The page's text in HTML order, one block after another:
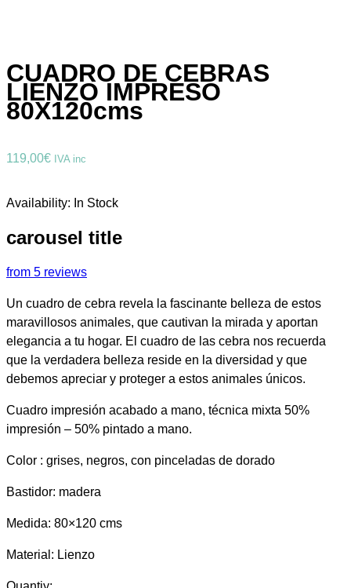
CUADRO DE CEBRAS
LIENZO IMPRESO
80X120cms
119,00€ IVA inc
Availability: In Stock
carousel title
from 5 reviews
Un cuadro de cebra revela la fascinante belleza de estos
maravillosos animales, que cautivan la mirada y aportan
elegancia a tu hogar. El cuadro de las cebra nos recuerda
que la verdadera belleza reside en la diversidad y que
debemos apreciar y proteger a estos animales únicos.
Cuadro impresión acabado a mano, técnica mixta 50%
impresión – 50% pintado a mano.
Color : grises, negros, con pinceladas de dorado
Bastidor: madera
Medida: 80×120 cms
Material: Lienzo